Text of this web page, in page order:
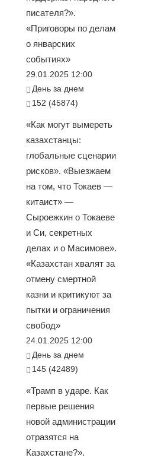
писателя?».
«Приговоры по делам
о январских
событиях»
29.01.2025 12:00
День за днем
152 (45874)
«Как могут вымереть
казахстанцы:
глобальные сценарии
рисков». «Выезжаем
на том, что Токаев —
китаист» —
Сыроежкин о Токаеве
и Си, секретных
делах и о Масимове».
«Казахстан хвалят за
отмену смертной
казни и критикуют за
пытки и ограничения
свобод»
24.01.2025 12:00
День за днем
145 (42489)
«Трамп в ударе. Как
первые решения
новой администрации
отразятся на
Казахстане?».